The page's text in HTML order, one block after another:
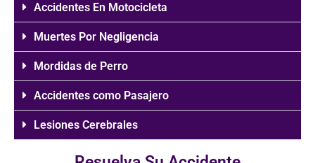
Accidentes En Motocicleta
Muertes Por Negligencia
Mordidas de Perro
Accidentes como Pasajero
Lesiones Cerebrales